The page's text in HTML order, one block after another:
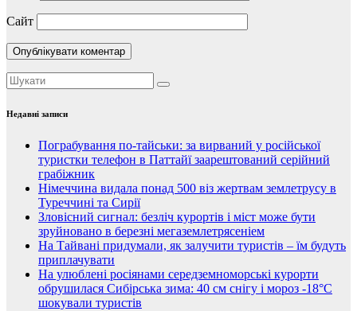
Сайт
Недавні записи
Пограбування по-тайськи: за вирваний у російської
туристки телефон в Паттайї заарештований серійний
грабіжник
Німеччина видала понад 500 віз жертвам землетрусу в
Туреччині та Сирії
Зловісний сигнал: безліч курортів і міст може бути
зруйновано в березні мегаземлетрясеніем
На Тайвані придумали, як залучити туристів – їм будуть
приплачувати
На улюблені росіянами середземноморські курорти
обрушилася Сибірська зима: 40 см снігу і мороз -18°C
шокували туристів